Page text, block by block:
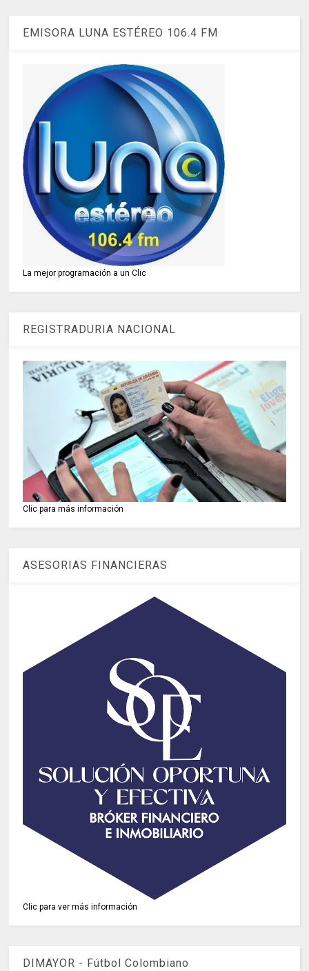
EMISORA LUNA ESTÉREO 106.4 FM
La mejor programación a un Clic
REGISTRADURIA NACIONAL
Clic para más información
ASESORIAS FINANCIERAS
Clic para ver más información
DIMAYOR - Fútbol Colombiano